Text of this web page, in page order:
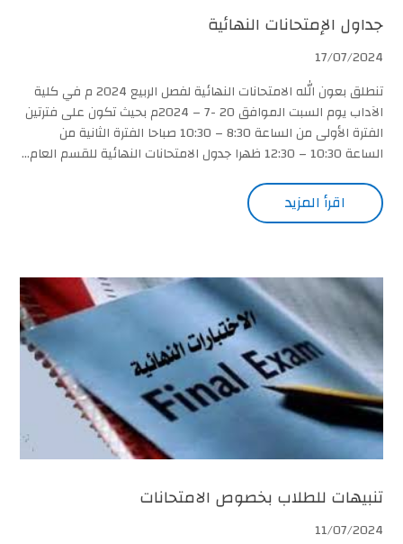
جداول الإمتحانات النهائية
17/07/2024
تنطلق بعون الله الامتحانات النهائية لفصل الربيع 2024 م في كلية
الآداب يوم السبت الموافق 20 -7 – 2024م بحيث تكون على فترتين
الفترة الأولى من الساعة 8:30 – 10:30 صباحا الفترة الثانية من
الساعة 10:30 – 12:30 ظهرا جدول الامتحانات النهائية للقسم العام...
اقرأ المزيد
تنبيهات للطلاب بخصوص الامتحانات
11/07/2024